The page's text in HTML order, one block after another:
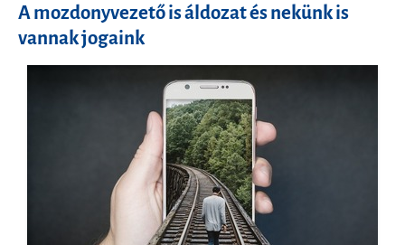
A mozdonyvezető is áldozat és nekünk is
vannak jogaink